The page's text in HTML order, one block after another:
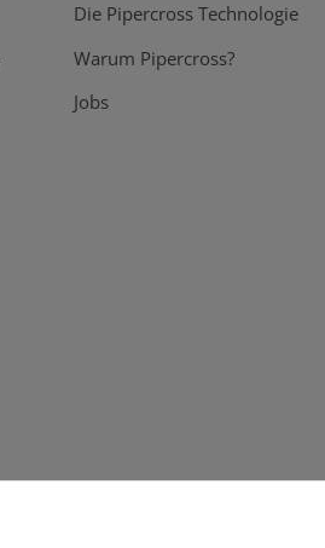
Die Pipercross Technologie
Warum Pipercross?
Jobs